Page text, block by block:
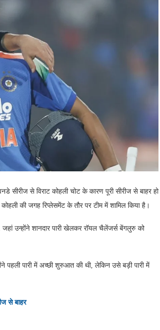
सीरीज से विराट कोहली चोट के कारण पूरी सीरीज से बाहर हो
की जगह रिप्लेसमेंट के तौर पर टीम में शामिल किया है।
उन्होंने शानदार पारी खेलकर रॉयल चैलेंजर्स बेंगलुरु को
पारी में अच्छी शुरुआत की थी, लेकिन उसे बड़ी पारी में
से बाहर